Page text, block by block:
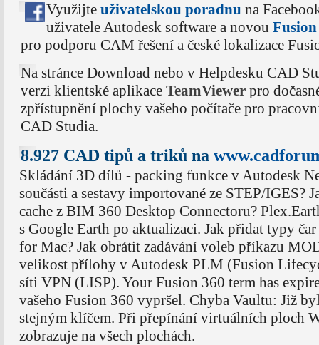
Využijte uživatelskou poradnu na
uživatele Autodesk software a novou
pro podporu CAM řešení a české lokalizace
Na stránce Download nebo v Helpdesku CAD
verzi klientské aplikace TeamViewerpro
zpřístupnění plochy vašeho počítače pro
CAD Studia.
8.927 CAD tipů a triků na
Skládání 3D dílů - packing funkce v Autodesk
součásti a sestavy importované ze STEP/IGES?
cache z BIM 360 Desktop Connectoru?
s Google Earth po aktualizaci. Jak přidat typy
for Mac? Jak obrátit zadávání voleb příkazu
velikost přílohy v Autodesk PLM (Fusion
síti VPN (LISP). Your Fusion 360 term has
vašeho Fusion 360 vypršel. Chyba Vaultu: Již
stejným klíčem. Při přepínání virtuálních ploch
zobrazuje na všech plochách.